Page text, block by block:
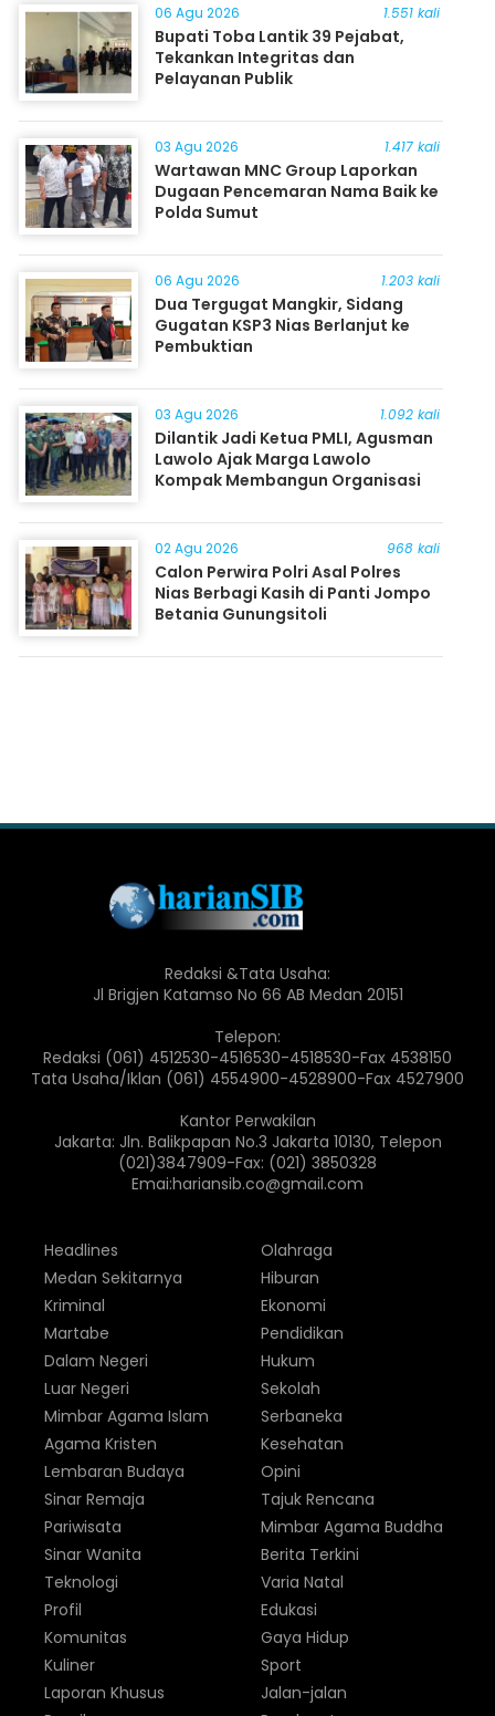
06 Agu 2026 1.551 kali
Bupati Toba Lantik 39 Pejabat,
Tekankan Integritas dan
Pelayanan Publik
03 Agu 2026 1.417 kali
Wartawan MNC Group Laporkan
Dugaan Pencemaran Nama Baik ke
Polda Sumut
06 Agu 2026 1.203 kali
Dua Tergugat Mangkir, Sidang
Gugatan KSP3 Nias Berlanjut ke
Pembuktian
03 Agu 2026 1.092 kali
Dilantik Jadi Ketua PMLI, Agusman
Lawolo Ajak Marga Lawolo
Kompak Membangun Organisasi
02 Agu 2026 968 kali
Calon Perwira Polri Asal Polres
Nias Berbagi Kasih di Panti Jompo
Betania Gunungsitoli
Redaksi &Tata Usaha:
Jl Brigjen Katamso No 66 AB Medan 20151
Telepon:
Redaksi (061) 4512530-4516530-4518530-Fax 4538150
Tata Usaha/Iklan (061) 4554900-4528900-Fax 4527900
Kantor Perwakilan
Jakarta: Jln. Balikpapan No.3 Jakarta 10130, Telepon
(021)3847909-Fax: (021) 3850328
Emai:hariansib.co@gmail.com
Headlines
Medan Sekitarnya
Kriminal
Martabe
Dalam Negeri
Luar Negeri
Olahraga
Hiburan
Ekonomi
Pendidikan
Hukum
Sekolah
Mimbar Agama Islam
Agama Kristen
Lembaran Budaya
Sinar Remaja
Pariwisata
Sinar Wanita
Serbaneka
Kesehatan
Opini
Tajuk Rencana
Mimbar Agama Buddha
Berita Terkini
Teknologi
Profil
Komunitas
Kuliner
Laporan Khusus
Varia Natal
Edukasi
Gaya Hidup
Sport
Jalan-jalan